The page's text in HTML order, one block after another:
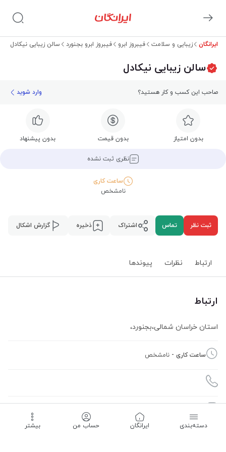
ایرانگان زیبایی و سلامت فیبروز ابرو فیبروز ابرو بجنورد سالن زیبایی نیکادل
سالن زیبایی نیکادل
صاحب این کسب و کار هستید؟ وارد شوید
بدون امتیاز بدون قیمت بدون پیشنهاد
نظری ثبت نشده
ساعت کاری
نامشخص
ثبت نظر تماس اشتراک ذخیره گزارش اشکال
ارتباط نظرات پیوند‌ها
ارتباط
استان خراسان شمالی،بجنورد،
ساعت کاری - نامشخص
دسته‌بندی ‌ایرانگان حساب من بیشتر